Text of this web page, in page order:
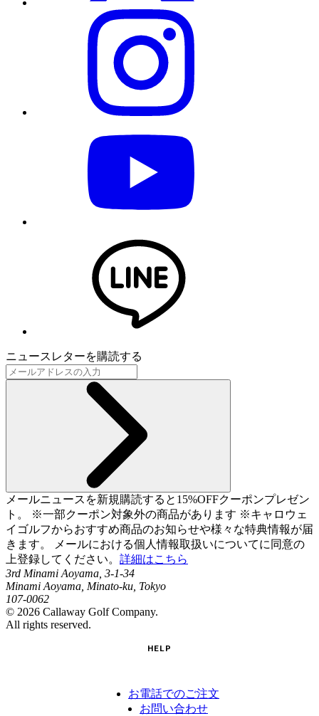
ニュースレターを購読する
メールニュースを新規購読すると15%OFFクーポンプレゼン
ト。 ※一部クーポン対象外の商品があります ※キャロウェ
イゴルフからおすすめ商品のお知らせや様々な特典情報が届
きます。 メールにおける個人情報取扱いについてに同意の
上登録してください。 詳細はこちら
3rd Minami Aoyama, 3-1-34
Minami Aoyama, Minato-ku, Tokyo
107-0062
© 2026 Callaway Golf Company.
All rights reserved.
HELP
お電話でのご注文
お問い合わせ